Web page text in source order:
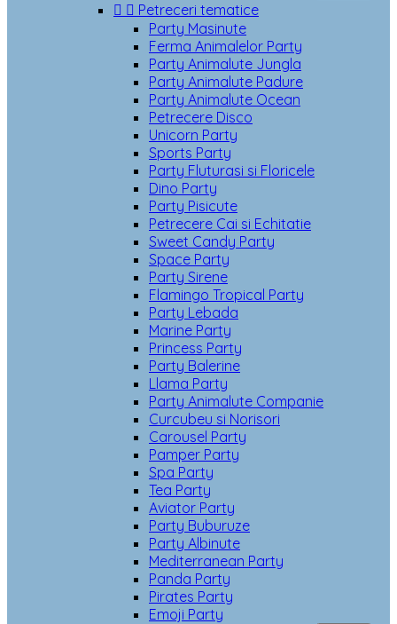
  Petreceri tematice
Party Masinute
Ferma Animalelor Party
Party Animalute Jungla
Party Animalute Padure
Party Animalute Ocean
Petrecere Disco
Unicorn Party
Sports Party
Party Fluturasi si Floricele
Dino Party
Party Pisicute
Petrecere Cai si Echitatie
Sweet Candy Party
Space Party
Party Sirene
Flamingo Tropical Party
Party Lebada
Marine Party
Princess Party
Party Balerine
Llama Party
Party Animalute Companie
Curcubeu si Norisori
Carousel Party
Pamper Party
Spa Party
Tea Party
Aviator Party
Party Buburuze
Party Albinute
Mediterranean Party
Panda Party
Pirates Party
Emoji Party